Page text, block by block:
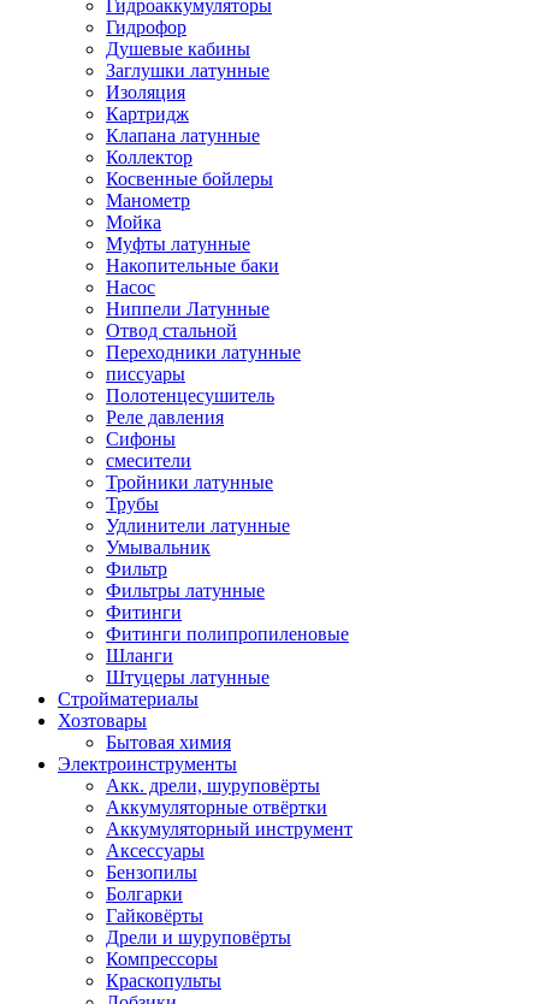
Гидроаккумуляторы
Гидрофор
Душевые кабины
Заглушки латунные
Изоляция
Картридж
Клапана латунные
Коллектор
Косвенные бойлеры
Манометр
Мойка
Муфты латунные
Накопительные баки
Насос
Ниппели Латунные
Отвод стальной
Переходники латунные
писсуары
Полотенцесушитель
Реле давления
Сифоны
смесители
Тройники латунные
Трубы
Удлинители латунные
Умывальник
Фильтр
Фильтры латунные
Фитинги
Фитинги полипропиленовые
Шланги
Штуцеры латунные
Стройматериалы
Хозтовары
Бытовая химия
Электроинструменты
Акк. дрели, шуруповёрты
Аккумуляторные отвёртки
Аккумуляторный инструмент
Аксессуары
Бензопилы
Болгарки
Гайковёрты
Дрели и шуруповёрты
Компрессоры
Краскопульты